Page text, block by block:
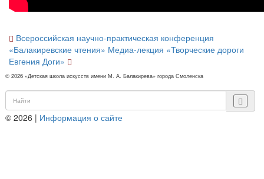
Всероссийская научно-практическая конференция
«Балакиревские чтения» Медиа-лекция «Творческие дороги
Евгения Доги»
© 2026 «Детская школа искусств имени М. А. Балакирева» города Смоленска
© 2026 | Информация о сайте